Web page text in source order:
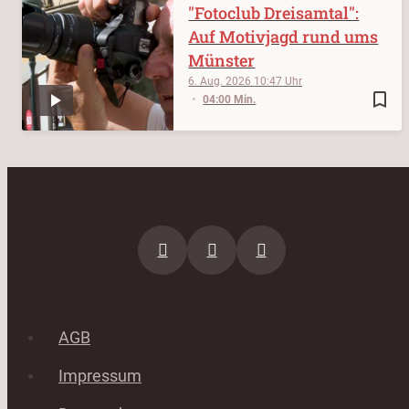
bookmark_border
6. Aug. 2026 10:47
04:00 Min.
"Fotoclub Dreisamtal":
Auf Motivjagd rund ums
Münster
AGB
Impressum